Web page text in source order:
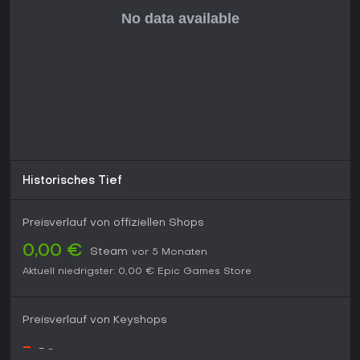
Historisches Tief
Preisverlauf von offiziellen Shops
0,00 € Steam vor 5 Monaten
Aktuell niedrigster: 0,00 € Epic Games Store
Preisverlauf von Keyshops
- - -